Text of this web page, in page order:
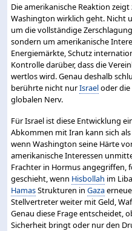
Die amerikanische Reaktion
Washington wirklich geht. Nicht
um die vollständige
sondern um amerikanische
Energiemärkte, Schutz
Kontrolle darüber, dass die
wertlos wird. Genau deshalb
berührte nicht nurIsraeloder die
globalen Nerv.
Für Israel ist diese Entwicklung
Abkommen mit Iran kann sich
wenn Washington seine Härte
amerikanische Interessen
Frachter in Hormus angegriffen,
geschieht, wenn Hisbollah im
HamasStrukturen inGaza
Stellvertreter weiter mit Geld,
Genau diese Frage entscheidet,
Sicherheit bringt oder nur den